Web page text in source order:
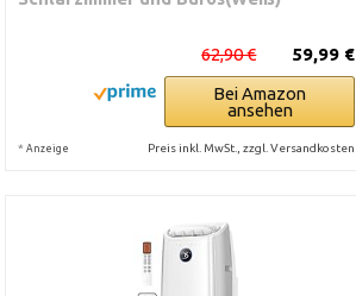
59,99 €
62,90 €
Bei Amazon
ansehen
* Anzeige Preis inkl. MwSt., zzgl. Versandkosten